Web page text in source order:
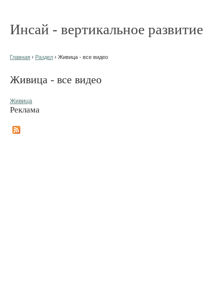
Инсай - вертикальное развитие
Главная › Раздел › Живица - все видео
Живица - все видео
Живица
Реклама